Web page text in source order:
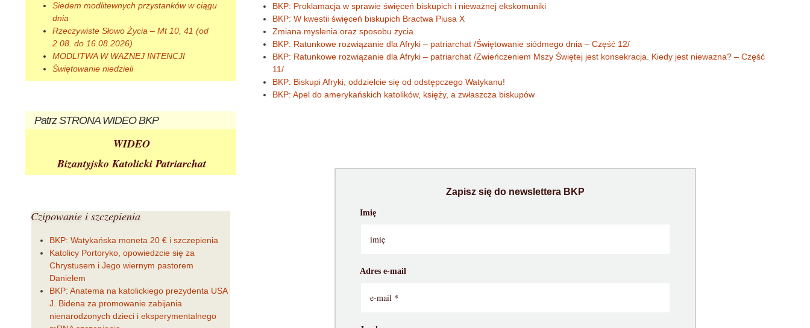
BKP: Proklamacja w sprawie święceń biskupich i nieważnej ekskomuniki
BKP: W kwestii święceń biskupich Bractwa Piusa X
Zmiana myslenia oraz sposobu zycia
BKP: Ratunkowe rozwiązanie dla Afryki – patriarchat /Świętowanie siódmego dnia – Część 12/
BKP: Ratunkowe rozwiązanie dla Afryki – patriarchat /Zwieńczeniem Mszy Świętej jest konsekracja. Kiedy jest nieważna? – Część
11/
BKP: Biskupi Afryki, oddzielcie się od odstępczego Watykanu!
BKP: Apel do amerykańskich katolików, księży, a zwłaszcza biskupów
Zapisz się do newslettera BKP
Imię
Adres e-mail
Siedem modlitewnych przystanków w ciągu
dnia
Rzeczywiste Słowo Życia – Mt 10, 41 (od
2.08. do 16.08.2026)
MODLITWA W WAŻNEJ INTENCJI
Świętowanie niedzieli
PatrzSTRONA WIDEO BKP
WIDEO
Bizantyjsko Katolicki Patriarchat
Czipowaniei szczepienia
BKP: Watykańska moneta 20 € i szczepienia
Katolicy Portoryko, opowiedzcie się za
Chrystusem i Jego wiernym pastorem
Danielem
BKP: Anatema na katolickiego prezydenta USA
J. Bidena za promowanie zabijania
nienarodzonych dzieci i eksperymentalnego